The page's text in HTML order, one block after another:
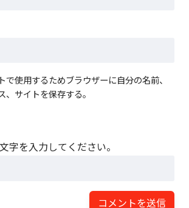
で使用するためブラウザーに自分の名前、
、サイトを保存する。
字を入力してください。